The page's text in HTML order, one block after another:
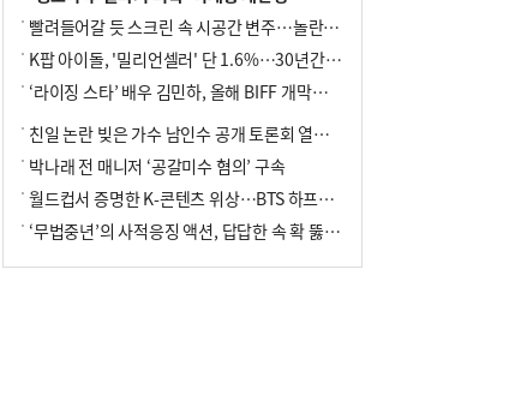
빨려들어갈 듯 스크린 속 시공간 변주…놀란의 메시지는 ‘전쟁 속죄’
K팝 아이돌, '밀리언셀러' 단 1.6%…30년간 등장 1182개팀 전수조사
‘라이징 스타’ 배우 김민하, 올해 BIFF 개막식 사회자 확정
친일 논란 빚은 가수 남인수 공개 토론회 열린다.
박나래 전 매니저 ‘공갈미수 혐의’ 구속
월드컵서 증명한 K-콘텐츠 위상…BTS 하프타임쇼·정호연 트로피 세리머니
‘무법중년’의 사적응징 액션, 답답한 속 확 뚫어주네